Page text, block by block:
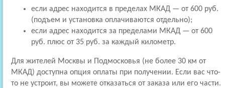
если адрес находится в пределах МКАД — от 600 руб.
(подъем и установка оплачиваются отдельно);
если адрес находится за пределами МКАД — от 600
руб. плюс от 35 руб. за каждый километр.
Для жителей Москвы и Подмосковья (не более 30 км от
МКАД) доступна опция оплаты при получении. Если вас что-
то не устроит, вы можете отказаться от заказа или его части.